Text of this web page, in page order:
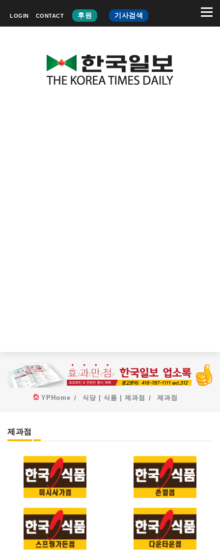
LOGIN CONTACT 후원 기사검색
YPHome 식당 | 식품 | 제과점 제과점
제과점
한국식품 미시사가 한국식품 쏜힐